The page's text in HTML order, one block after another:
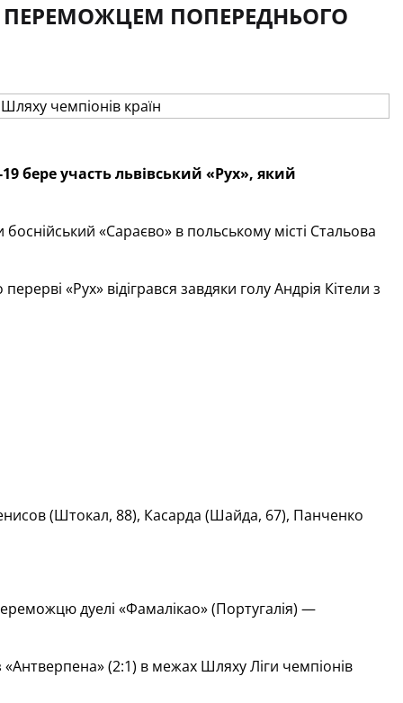
ПЕРЕМОЖЦЕМ ПОПЕРЕДНЬОГО
бере участь львівський «Рух», який
«Сараєво» в польському місті Стальова
«Рух» відігрався завдяки голу Андрія Кітели з
(Штокал, 88), Касарда (Шайда, 67), Панченко
дуелі «Фамалікао» (Португалія) —
«Антверпена» (2:1) в межах Шляху Ліги чемпіонів